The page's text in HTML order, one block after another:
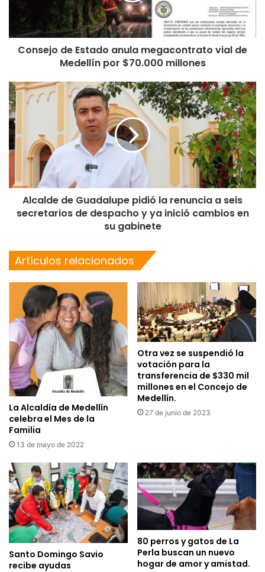
Consejo de Estado anula megacontrato vial de
Medellín por $70.000 millones
Alcalde de Guadalupe pidió la renuncia a seis
secretarios de despacho y ya inició cambios en
su gabinete
Artículos relacionados
La Alcaldía de Medellín
celebra el Mes de la
Familia
13 de mayo de 2022
Otra vez se suspendió la
votación para la
transferencia de $330 mil
millones en el Concejo de
Medellín.
27 de junio de 2023
Santo Domingo Savio
recibe ayudas
80 perros y gatos de La
Perla buscan un nuevo
hogar de amor y amistad.